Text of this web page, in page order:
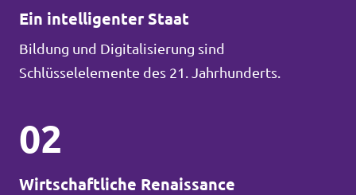
Ein intelligenter Staat
Bildung und Digitalisierung sind
Schlüsselelemente des 21. Jahrhunderts.
02
Wirtschaftliche Renaissance